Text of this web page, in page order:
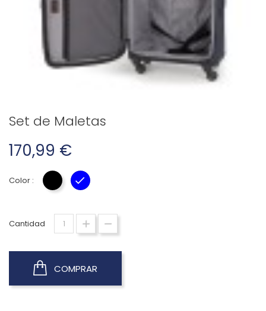
Set de Maletas
170,99 €
Color : NEGRO AZUL
Cantidad
COMPRAR